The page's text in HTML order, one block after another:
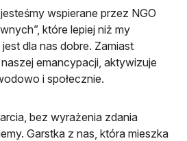
wspierane przez NGO
które lepiej niż my
dla nas dobre. Zamiast
emancypacji, aktywizuje
i społecznie.
bez wyrażenia zdania
Garstka z nas, która mieszka